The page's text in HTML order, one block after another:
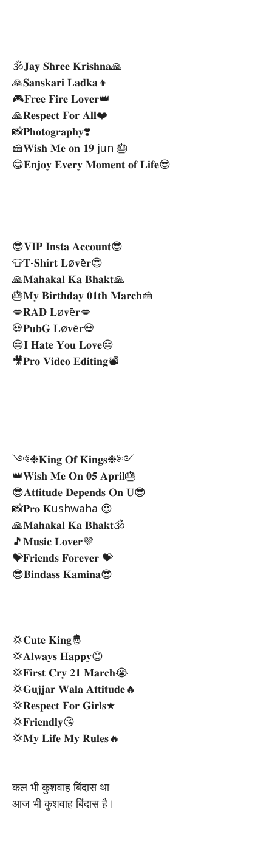
🕉️𝐉𝐚𝐲 𝐒𝐡𝐫𝐞𝐞 𝐊𝐫𝐢𝐬𝐡𝐧𝐚🙏
🙏𝐒𝐚𝐧𝐬𝐤𝐚𝐫𝐢 𝐋𝐚𝐝𝐤𝐚👦
🎮𝐅𝐫𝐞𝐞 𝐅𝐢𝐫𝐞 𝐋𝐨𝐯𝐞𝐫👑
🙏𝐑𝐞𝐬𝐩𝐞𝐜𝐭 𝐅𝐨𝐫 𝐀𝐥𝐥❤️
📸𝐏𝐡𝐨𝐭𝐨𝐠𝐫𝐚𝐩𝐡𝐲❣️
🍰𝐖𝐢𝐬𝐡 𝐌𝐞 𝐨𝐧 𝟏𝟗 jun 🎂
😋𝐄𝐧𝐣𝐨𝐲 𝐄𝐯𝐞𝐫𝐲 𝐌𝐨𝐦𝐞𝐧𝐭 𝐨𝐟 𝐋𝐢𝐟𝐞😎
😎𝐕𝐈𝐏 𝐈𝐧𝐬𝐭𝐚 𝐀𝐜𝐜𝐨𝐮𝐧𝐭😎
👕𝐓-𝐒𝐡𝐢𝐫𝐭 𝐋ø𝐯ē𝐫😍
🙏𝐌𝐚𝐡𝐚𝐤𝐚𝐥 𝐊𝐚 𝐁𝐡𝐚𝐤𝐭🙏
🎂𝐌𝐲 𝐁𝐢𝐫𝐭𝐡𝐝𝐚𝐲 𝟎𝟏𝐭𝐡 𝐌𝐚𝐫𝐜𝐡🍰
💋𝐑𝐀𝐃 𝐋ø𝐯ē𝐫💋
💀𝐏𝐮𝐛𝐆 𝐋ø𝐯ē𝐫💀
😑𝐈 𝐇𝐚𝐭𝐞 𝐘𝐨𝐮 𝐋𝐨𝐯𝐞😑
🎥𝐏𝐫𝐨 𝐕𝐢𝐝𝐞𝐨 𝐄𝐝𝐢𝐭𝐢𝐧𝐠📽️
༺❉𝐊𝐢𝐧𝐠 𝐎𝐟 𝐊𝐢𝐧𝐠𝐬❉༻
👑𝐖𝐢𝐬𝐡 𝐌𝐞 𝐎𝐧 𝟎𝟓 𝐀𝐩𝐫𝐢𝐥🎂
😎𝐀𝐭𝐭𝐢𝐭𝐮𝐝𝐞 𝐃𝐞𝐩𝐞𝐧𝐝𝐬 𝐎𝐧 𝐔😎
📸𝐏𝐫𝐨 𝐊ushwaha 😍
🙏𝐌𝐚𝐡𝐚𝐤𝐚𝐥 𝐊𝐚 𝐁𝐡𝐚𝐤𝐭🕉️
🎵𝐌𝐮𝐬𝐢𝐜 𝐋𝐨𝐯𝐞𝐫💜
💝𝐅𝐫𝐢𝐞𝐧𝐝𝐬 𝐅𝐨𝐫𝐞𝐯𝐞𝐫 💝
😎𝐁𝐢𝐧𝐝𝐚𝐬𝐬 𝐊𝐚𝐦𝐢𝐧𝐚😎
💢𝐂𝐮𝐭𝐞 𝐊𝐢𝐧𝐠🤴
💢𝐀𝐥𝐰𝐚𝐲𝐬 𝐇𝐚𝐩𝐩𝐲😊
💢𝐅𝐢𝐫𝐬𝐭 𝐂𝐫𝐲 𝟐𝟏 𝐌𝐚𝐫𝐜𝐡😭
💢𝐆𝐮𝐣𝐣𝐚𝐫 𝐖𝐚𝐥𝐚 𝐀𝐭𝐭𝐢𝐭𝐮𝐝𝐞🔥
💢𝐑𝐞𝐬𝐩𝐞𝐜𝐭 𝐅𝐨𝐫 𝐆𝐢𝐫𝐥𝐬★
💢𝐅𝐫𝐢𝐞𝐧𝐝𝐥𝐲😘
💢𝐌𝐲 𝐋𝐢𝐟𝐞 𝐌𝐲 𝐑𝐮𝐥𝐞𝐬🔥
कल भी कुशवाह बिंदास था
आज भी कुशवाह बिंदास है।